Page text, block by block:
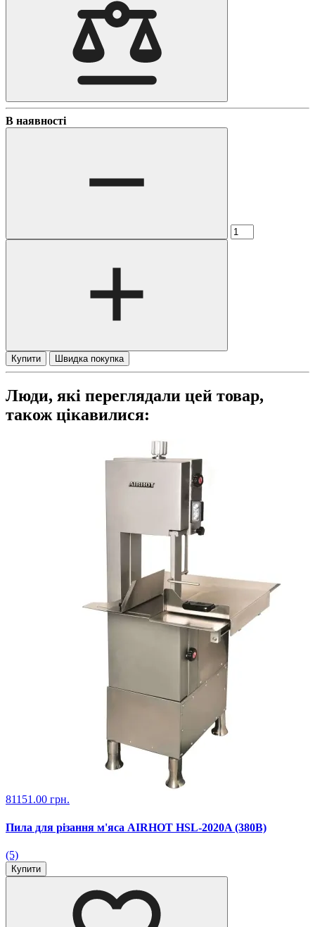
В наявності
Купити Швидка покупка
Люди, які переглядали цей товар,
також цікавилися:
81151.00 грн.
Пила для різання м'яса AIRHOT HSL-2020A (380В)
(5)
Купити